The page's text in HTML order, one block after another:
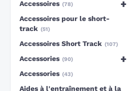
+
Accessoires 78
Accessoires pour le short-
track
51
Accessoires Short Track 107
+
Accessories 90
Accessories 43
Aides à l'entraînement et à la